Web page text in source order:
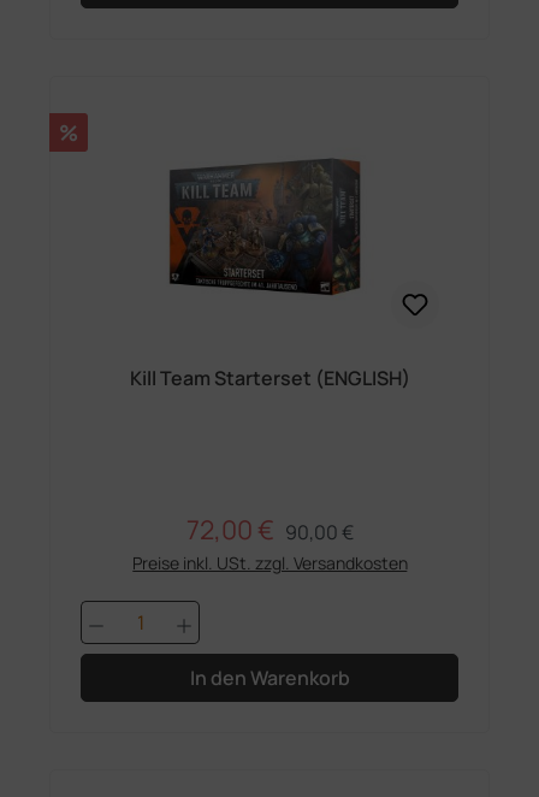
Rabatt
%
Kill Team Starterset (ENGLISH)
Verkaufspreis:
72,00 € Regulärer Preis:
90,00 €
Preise inkl. USt. zzgl. Versandkosten
Produkt Anzahl: Gib den
In den Warenkorb